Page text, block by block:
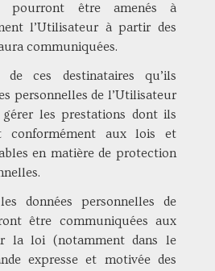
pourront être amenés à
l’Utilisateur à partir des
communiquées.
ces destinataires qu’ils
personnelles de l’Utilisateur
les prestations dont ils
aux lois et
en matière de protection
données personnelles de
être communiquées aux
la loi (notamment dans le
expresse et motivée des